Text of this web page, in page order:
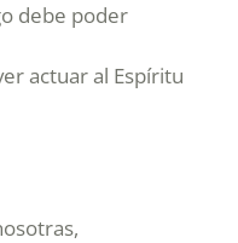
debe poder
actuar al Espíritu